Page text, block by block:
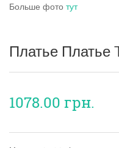
Больше фото тут
Платье Платье
1078.00 грн.